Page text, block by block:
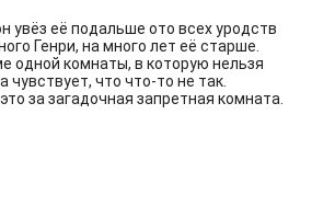
увёз её подальше ото всех уродств
Генри, на много лет её старше.
одной комнаты, в которую нельзя
чувствует, что что-то не так.
за загадочная запретная комната.